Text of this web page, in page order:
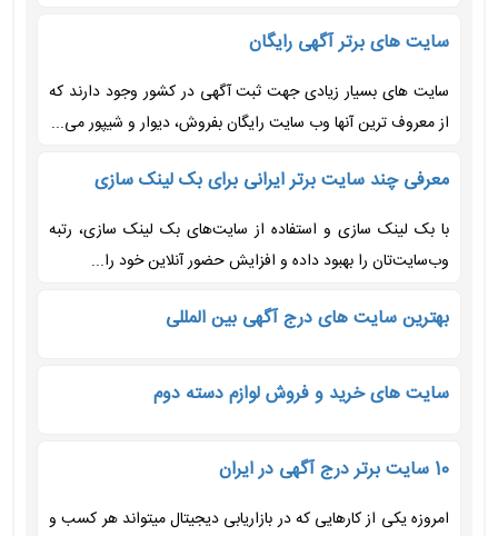
سایت های برتر آگهی رایگان
سایت های بسیار زیادی جهت ثبت آگهی در کشور وجود دارند که
از معروف ترین آنها وب سایت رایگان بفروش، دیوار و شیپور می...
معرفی چند سایت برتر ایرانی برای بک لینک سازی
با بک لینک سازی و استفاده از سایت‌های بک لینک سازی، رتبه
وب‌سایت‌تان را بهبود داده و افزایش حضور آنلاین خود را...
بهترین سایت های درج آگهی بین المللی
سایت های خرید و فروش لوازم دسته دوم
10 سایت برتر درج آگهی در ایران
امروزه یکی از کارهایی که در بازاریابی دیجیتال میتواند هر کسب و